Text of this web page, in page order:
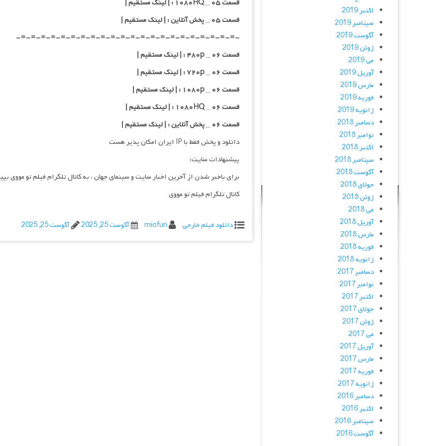
قسمت ۰۵ _ ۱۰۸۰HQ : | لینک مستقیم |
قسمت ۰۵ _ پخش آنلاین : | لینک مستقیم |
-=-=-=-=-=-=-=-=-=-=-=-=-=-=-=-=-=-=-=-=-=-=-
قسمت ۰۶ _ ۴۸۰p : | لینک مستقیم |
قسمت ۰۶ _ ۷۲۰p : | لینک مستقیم |
قسمت ۰۶ _ ۱۰۸۰p : | لینک مستقیم |
قسمت ۰۶ _ ۱۰۸۰HQ : | لینک مستقیم |
قسمت ۰۶ _ پخش آنلاین : | لینک مستقیم |
دانلود و پخش فقط با IP ایران امکان پذیر هست
پیشنهادات سایت:
برای باخبر شدن از آخرین اخبار سایت و سینمای جهان ، به کانال تلگرام فیلم تو مووی
کانال تلگرام فیلم تو مووی
دانلود فیلم خارجی miofun آگوست 25, 2025 آگوست 25, 2025
اکتبر 2019
سپتامبر 2019
آگوست 2019
ژوئن 2019
می 2019
آوریل 2019
مارس 2019
فوریه 2019
ژانویه 2019
دسامبر 2018
نوامبر 2018
اکتبر 2018
سپتامبر 2018
آگوست 2018
جولای 2018
ژوئن 2018
می 2018
آوریل 2018
مارس 2018
فوریه 2018
ژانویه 2018
دسامبر 2017
نوامبر 2017
اکتبر 2017
جولای 2017
ژوئن 2017
می 2017
آوریل 2017
مارس 2017
فوریه 2017
ژانویه 2017
دسامبر 2016
اکتبر 2016
سپتامبر 2016
آگوست 2016